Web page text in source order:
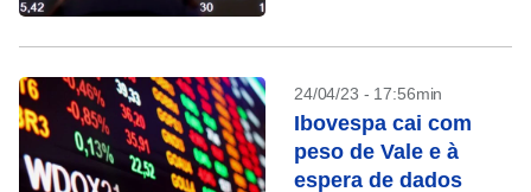
24/04/23 - 17:56min
Ibovespa cai com
peso de Vale e à
espera de dados